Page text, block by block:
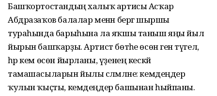
Башҡортостандың халыҡ артисы Асҡар
Абдразаҡов балалар менән бергә шыршы
тураһында барыһына ла яҡшы таныш яңы йыл
йырын башҡарҙы. Артист бөтәһе өсөн генә түгел, ә
һәр кем өсөн йырланы, үҙенең кескәй
тамашасыларын йылы сәләмләне: кемдеңдер
ҡулын ҡыҫты, кемдеңдер башынан һыйпаны.